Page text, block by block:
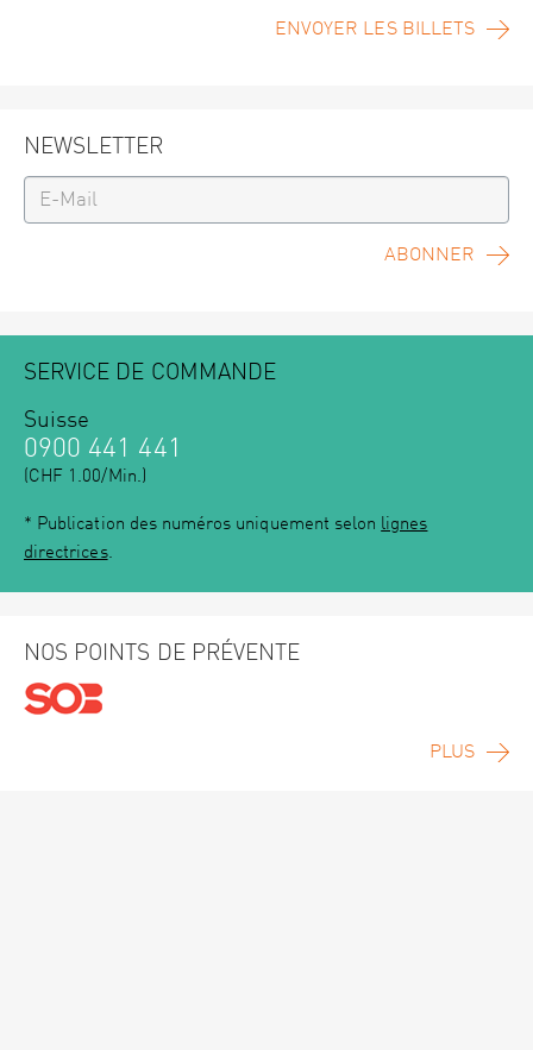
ENVOYER LES BILLETS
NEWSLETTER
ABONNER
SERVICE DE COMMANDE
Suisse
0900 441 441
(CHF 1.00/Min.)
* Publication des numéros uniquement selon lignes
directrices.
NOS POINTS DE PRÉVENTE
PLUS